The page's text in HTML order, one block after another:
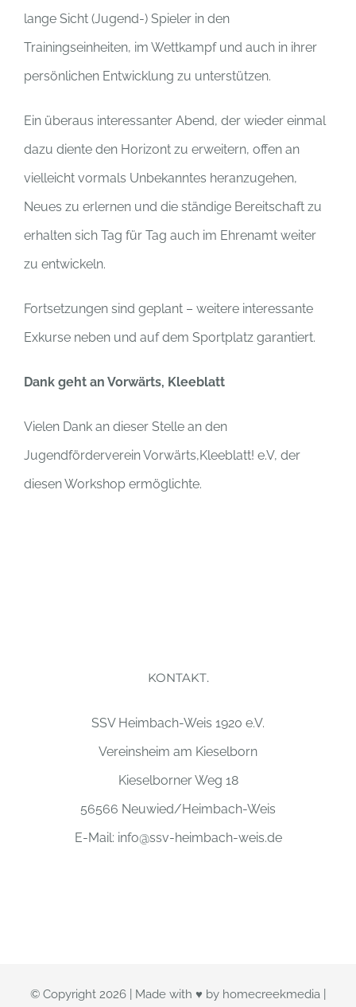
lange Sicht (Jugend-) Spieler in den
Trainingseinheiten, im Wettkampf und auch in ihrer
persönlichen Entwicklung zu unterstützen.
Ein überaus interessanter Abend, der wieder einmal
dazu diente den Horizont zu erweitern, offen an
vielleicht vormals Unbekanntes heranzugehen,
Neues zu erlernen und die ständige Bereitschaft zu
erhalten sich Tag für Tag auch im Ehrenamt weiter
zu entwickeln.
Fortsetzungen sind geplant – weitere interessante
Exkurse neben und auf dem Sportplatz garantiert.
Dank geht an Vorwärts, Kleeblatt
Vielen Dank an dieser Stelle an den
Jugendförderverein Vorwärts,Kleeblatt! e.V, der
diesen Workshop ermöglichte.
KONTAKT.
SSV Heimbach-Weis 1920 e.V.
Vereinsheim am Kieselborn
Kieselborner Weg 18
56566 Neuwied/Heimbach-Weis
E-Mail: info@ssv-heimbach-weis.de
© Copyright 2026 | Made with ♥ by homecreekmedia